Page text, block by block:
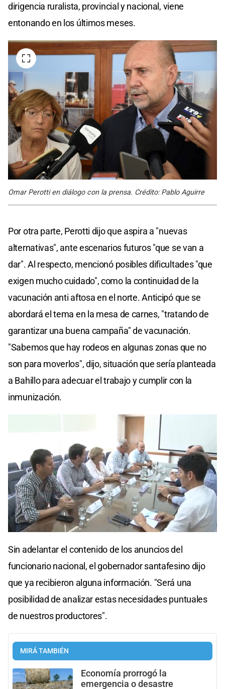
dirigencia ruralista, provincial y nacional, viene
entonando en los últimos meses.
Omar Perotti en diálogo con la prensa. Crédito: Pablo Aguirre
Por otra parte, Perotti dijo que aspira a "nuevas
alternativas", ante escenarios futuros "que se van a
dar". Al respecto, mencionó posibles dificultades "que
exigen mucho cuidado", como la continuidad de la
vacunación anti aftosa en el norte. Anticipó que se
abordará el tema en la mesa de carnes, "tratando de
garantizar una buena campaña" de vacunación.
"Sabemos que hay rodeos en algunas zonas que no
son para moverlos", dijo, situación que sería planteada
a Bahillo para adecuar el trabajo y cumplir con la
inmunización.
Sin adelantar el contenido de los anuncios del
funcionario nacional, el gobernador santafesino dijo
que ya recibieron alguna información. "Será una
posibilidad de analizar estas necesidades puntuales
de nuestros productores".
MIRÁ TAMBIÉN
Economía prorrogó la
emergencia o desastre